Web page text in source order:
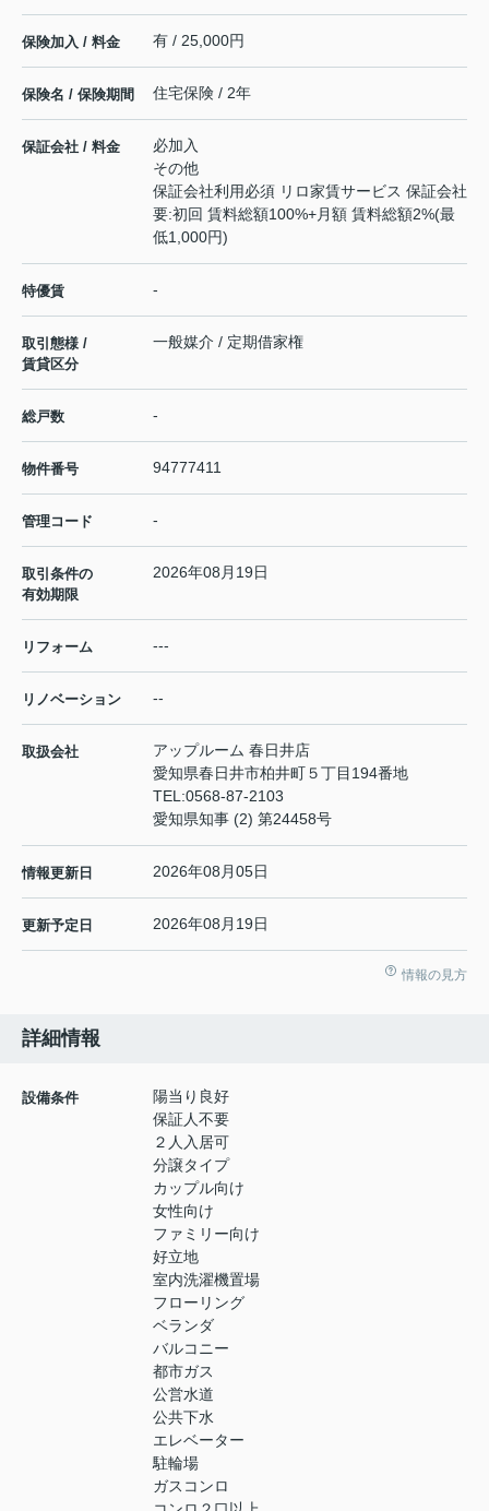
保険加入 / 料金 有 / 25,000円
保険名 / 保険期間 住宅保険 / 2年
保証会社 / 料金
必加入
その他
保証会社利用必須 リロ家賃サービス 保証会社
要:初回 賃料総額100%+月額 賃料総額2%(最
低1,000円)
特優賃 -
取引態様 /
賃貸区分
一般媒介 / 定期借家権
総戸数 -
物件番号 94777411
管理コード -
取引条件の
有効期限
2026年08月19日
リフォーム ---
リノベーション --
取扱会社
アップルーム 春日井店
愛知県春日井市柏井町５丁目194番地
TEL:0568-87-2103
愛知県知事 (2) 第24458号
情報更新日 2026年08月05日
更新予定日 2026年08月19日
情報の見方
詳細情報
設備条件
陽当り良好
保証人不要
２人入居可
分譲タイプ
カップル向け
女性向け
ファミリー向け
好立地
室内洗濯機置場
フローリング
ベランダ
バルコニー
都市ガス
公営水道
公共下水
エレベーター
駐輪場
ガスコンロ